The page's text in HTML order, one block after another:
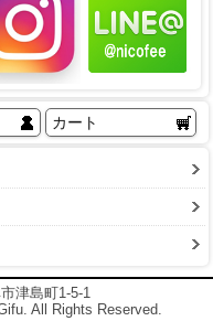
カート
津島町1-5-1
All Rights Reserved.